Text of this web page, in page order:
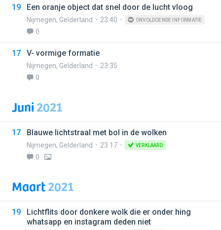
19 Een oranje object dat snel door de lucht vloog
Nijmegen, Gelderland 23:40 ONVOLDOENDE INFORMATIE
0
17 V- vormige formatie
Nijmegen, Gelderland
23:35
0
Juni2021
17 Blauwe lichtstraal met bol in de wolken
Nijmegen, Gelderland 23:17 VERKLAARD
0
Maart2021
19
Lichtflits door donkere wolk die er onder hing
whatsapp en instagram deden niet